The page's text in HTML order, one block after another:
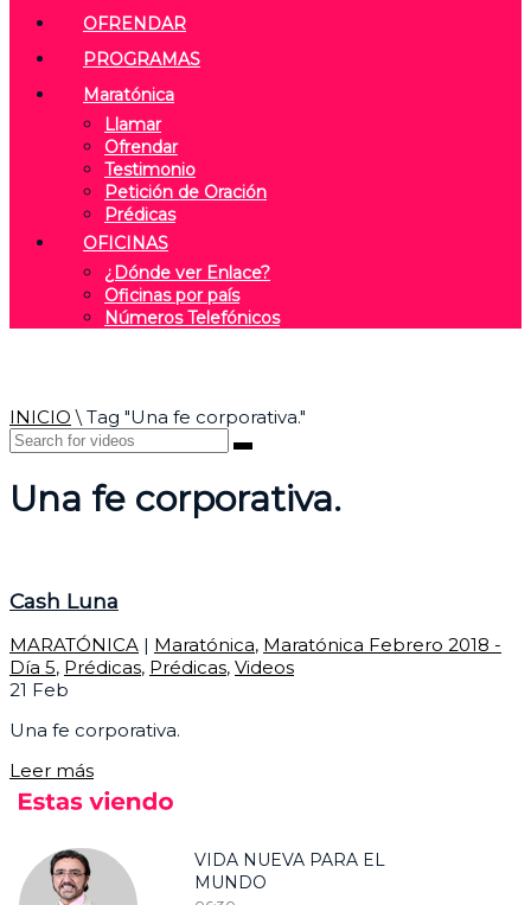
OFRENDAR
PROGRAMAS
Maratónica
Llamar
Ofrendar
Testimonio
Petición de Oración
Prédicas
OFICINAS
¿Dónde ver Enlace?
Oficinas por país
Números Telefónicos
INICIO \ Tag "Una fe corporativa."
Una fe corporativa.
Cash Luna
MARATÓNICA | Maratónica, Maratónica Febrero 2018 -
Día 5, Prédicas, Prédicas, Videos
21 Feb
Una fe corporativa.
Leer más